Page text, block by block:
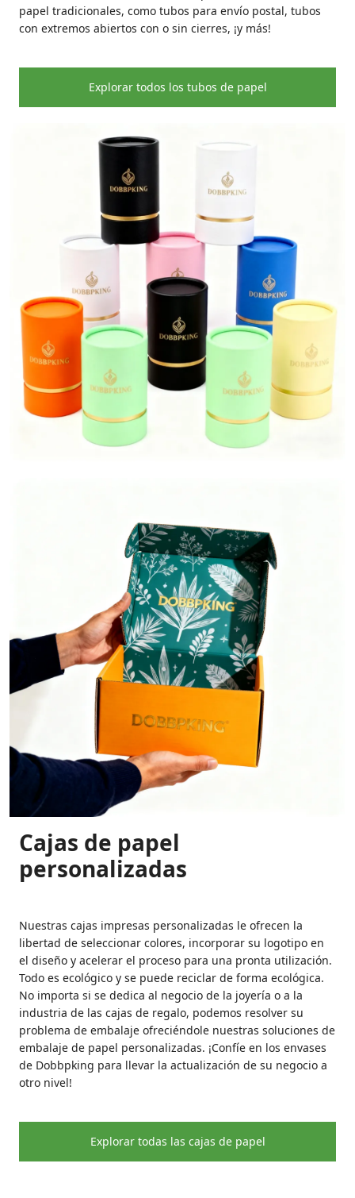
papel tradicionales, como tubos para envío postal, tubos
con extremos abiertos con o sin cierres, ¡y más!
Explorar todos los tubos de papel
Cajas de papel
personalizadas
Nuestras cajas impresas personalizadas le ofrecen la
libertad de seleccionar colores, incorporar su logotipo en
el diseño y acelerar el proceso para una pronta utilización.
Todo es ecológico y se puede reciclar de forma ecológica.
No importa si se dedica al negocio de la joyería o a la
industria de las cajas de regalo, podemos resolver su
problema de embalaje ofreciéndole nuestras soluciones de
embalaje de papel personalizadas. ¡Confíe en los envases
de Dobbpking para llevar la actualización de su negocio a
otro nivel!
Explorar todas las cajas de papel